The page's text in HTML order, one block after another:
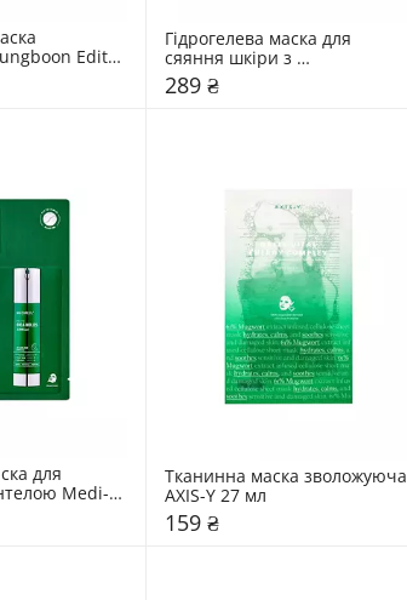
Editor
Vita C
Гідрогелева маска для
сяяння шкіри з
ніацинамідом Biodance
Radiant Vita Niacinamide
289 ₴
для
Medi-
Тканинна маска зволожуюча
AXIS-Y 27 мл
159 ₴